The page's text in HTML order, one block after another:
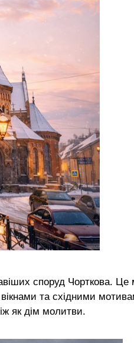
споруд Чорткова.
та східними
як дім молитви.